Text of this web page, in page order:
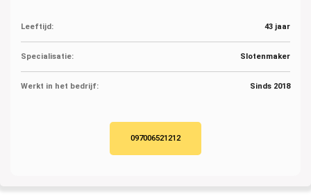
Leeftijd: 43 jaar
Specialisatie: Slotenmaker
Werkt in het bedrijf: Sinds 2018
097006521212